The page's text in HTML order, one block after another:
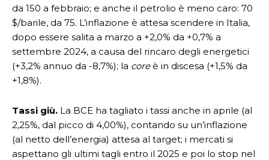
da 150 a febbraio; e anche il petrolio è meno caro: 70
$/barile, da 75. L’inflazione è attesa scendere in Italia,
dopo essere salita a marzo a +2,0% da +0,7% a
settembre 2024, a causa del rincaro degli energetici
(+3,2% annuo da -8,7%); la core è in discesa (+1,5% da
+1,8%).
Tassi giù. La BCE ha tagliato i tassi anche in aprile (al
2,25%, dal picco di 4,00%), contando su un’inflazione
(al netto dell’energia) attesa al target; i mercati si
aspettano gli ultimi tagli entro il 2025 e poi lo stop nel